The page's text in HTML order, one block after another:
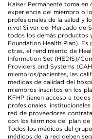
Kaiser Permanente toma en
experiencia del miembro o
profesionales de la salud y
nivel Silver del Mercado de
todos los demás productos
Foundation Health Plan). Es
otras, el rendimiento de
Information Set (HEDIS)/
Providers and Systems
miembros/pacientes, las
medidas de calidad del
miembros inscritos en los
KFHP tienen acceso a
profesionales,
red de proveedores
con los términos del plan
Todos los médicos del
médicos de la red deben